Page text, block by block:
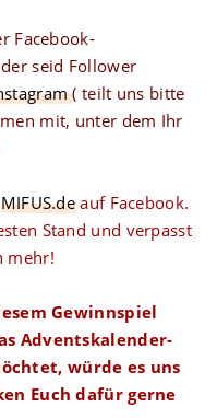
Facebook-
seid Follower
( teilt uns bitte
mit, unter dem Ihr
MIFUS.de auf Facebook.
Stand und verpasst
mehr!
Gewinnspiel
Adventskalender-
würde es uns
Euch dafür gerne